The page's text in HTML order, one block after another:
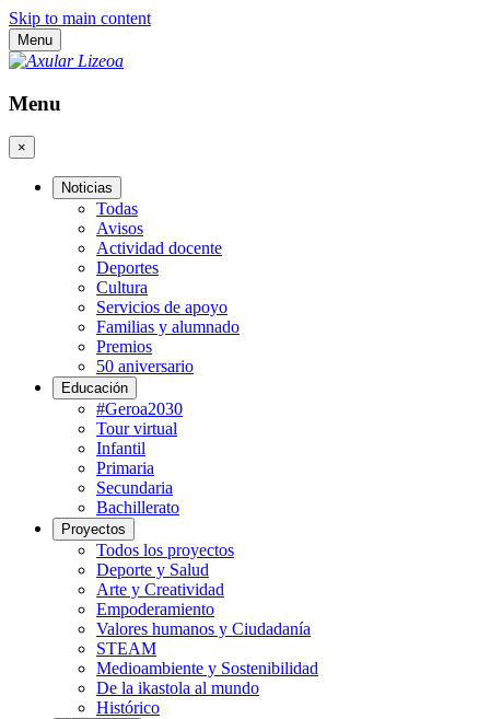
Skip to main content
Menu
Menu
×
Noticias
Todas
Avisos
Actividad docente
Deportes
Cultura
Servicios de apoyo
Familias y alumnado
Premios
50 aniversario
Educación
#Geroa2030
Tour virtual
Infantil
Primaria
Secundaria
Bachillerato
Proyectos
Todos los proyectos
Deporte y Salud
Arte y Creatividad
Empoderamiento
Valores humanos y Ciudadanía
STEAM
Medioambiente y Sostenibilidad
De la ikastola al mundo
Histórico